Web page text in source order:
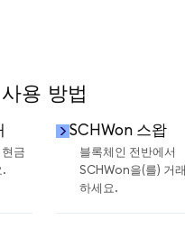
용 방법
금
.
SCHWon 스왑
블록체인 전반에서
SCHWon을(를) 거래
하세요.